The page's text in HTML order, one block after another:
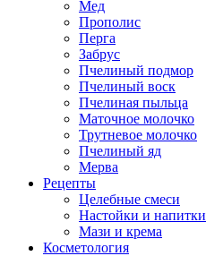
Мед
Прополис
Перга
Забрус
Пчелиный подмор
Пчелиный воск
Пчелиная пыльца
Маточное молочко
Трутневое молочко
Пчелиный яд
Мерва
Рецепты
Целебные смеси
Настойки и напитки
Мази и крема
Косметология